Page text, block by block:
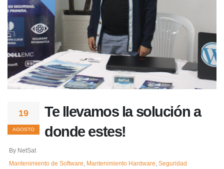
19
AGOSTO
Te llevamos la solución a
donde estes!
By NetSat
Mantenimiento de Software
Mantenimiento Hardware Seguridad